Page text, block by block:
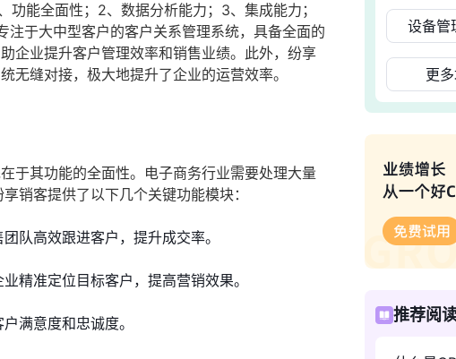
能全面性；2、数据分析能力；3、集成能力；
注于大中型客户的客户关系管理系统，具备全面的
企业提升客户管理效率和销售业绩。此外，纷享
无缝对接，极大地提升了企业的运营效率。
于其功能的全面性。电子商务行业需要处理大量
销客提供了以下几个关键功能模块：
队高效跟进客户，提升成交率。
精准定位目标客户，提高营销效果。
满意度和忠诚度。
设备管
更
推荐阅